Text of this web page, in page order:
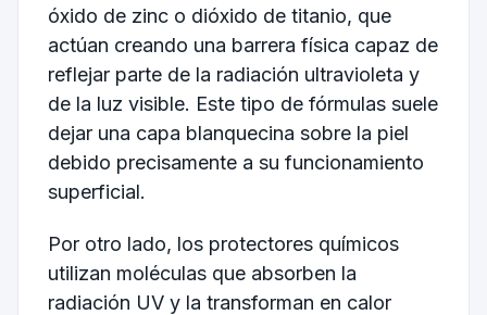
óxido de zinc o dióxido de titanio, que
actúan creando una barrera física capaz de
reflejar parte de la radiación ultravioleta y
de la luz visible. Este tipo de fórmulas suele
dejar una capa blanquecina sobre la piel
debido precisamente a su funcionamiento
superficial.
Por otro lado, los protectores químicos
utilizan moléculas que absorben la
radiación UV y la transforman en calor